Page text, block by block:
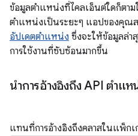
ข้อมูลตำแหน่งที่ไคลเอ็นต์ใดก็ตา
ตำแหน่งเป็นระยะๆ แอปของคุณส
อัปเดตตำแหน่ง ซึ่งจะให้ข้อมูลล่า
การใช้งานที่ซับซ้อนมากขึ้น
นำการอ้างอิงถึง API ตำแห
แทนที่การอ้างอิงถึงคลาสในแพ็กเ